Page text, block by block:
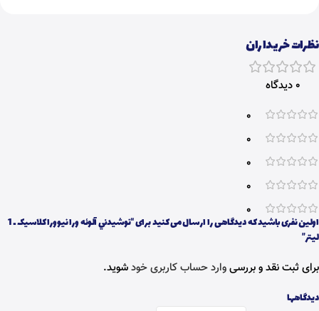
نظرات خریداران
0 دیدگاه
0
0
0
0
0
دیدگاهها
اولین نفری باشید که دیدگاهی را ارسال می کنید برای “نوشيدني آلوئه ورا نيوورا کلاسیک ـ 1
ليتر”
برای ثبت نقد و بررسیوارد حساب کاربری خودشوید.